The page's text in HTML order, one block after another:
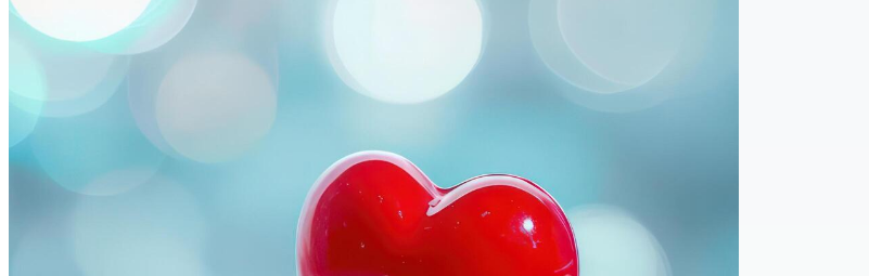
Modèles
Vecteurs
Vidéos